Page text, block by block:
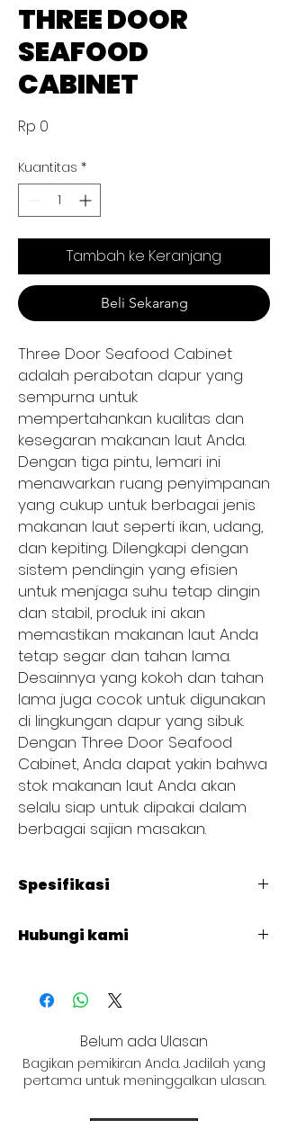
THREE DOOR
SEAFOOD
CABINET
Rp 0
Kuantitas *
Tambah ke Keranjang
Beli Sekarang
Three Door Seafood Cabinet
adalah perabotan dapur yang
sempurna untuk
mempertahankan kualitas dan
kesegaran makanan laut Anda.
Dengan tiga pintu, lemari ini
menawarkan ruang penyimpanan
yang cukup untuk berbagai jenis
makanan laut seperti ikan, udang,
dan kepiting. Dilengkapi dengan
sistem pendingin yang efisien
untuk menjaga suhu tetap dingin
dan stabil, produk ini akan
memastikan makanan laut Anda
tetap segar dan tahan lama.
Desainnya yang kokoh dan tahan
lama juga cocok untuk digunakan
di lingkungan dapur yang sibuk.
Dengan Three Door Seafood
Cabinet, Anda dapat yakin bahwa
stok makanan laut Anda akan
selalu siap untuk dipakai dalam
berbagai sajian masakan.
Spesifikasi
Description: Green Oil/LP Gas
W : 850
NET WT. (KG) : 252
Hubungi kami
Belum ada Ulasan
Bagikan pemikiran Anda. Jadilah yang
pertama untuk meninggalkan ulasan.